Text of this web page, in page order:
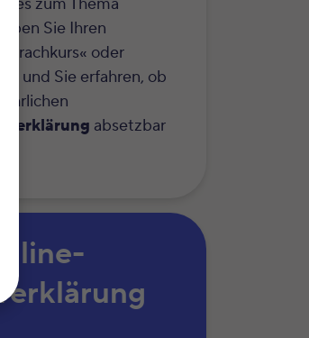
Sie Ihren
oder
und Sie erfahren, ob
absetzbar